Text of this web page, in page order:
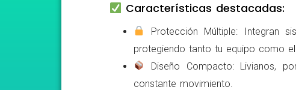
Características destacadas:
Protección Múltiple: Integran
protegiendo tanto tu equipo como
Diseño Compacto: Livianos,
constante movimiento.